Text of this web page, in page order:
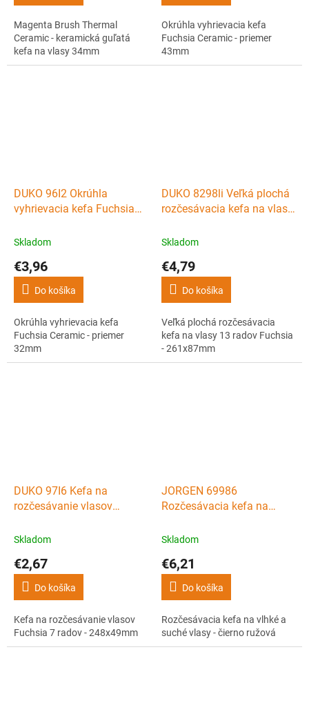
Magenta Brush Thermal
Ceramic - keramická guľatá
kefa na vlasy 34mm
Okrúhla vyhrievacia kefa
Fuchsia Ceramic - priemer
43mm
DUKO 96I2 Okrúhla
vyhrievacia kefa Fuchsia
Skladom
€3,96
Do košíka
Okrúhla vyhrievacia kefa
Fuchsia Ceramic - priemer
32mm
DUKO 8298li Veľká plochá
rozčesávacia kefa na vlasy
261x87mm
Skladom
€4,79
Do košíka
Veľká plochá rozčesávacia
kefa na vlasy 13 radov Fuchsia
- 261x87mm
DUKO 97I6 Kefa na
rozčesávanie vlasov
248x49mm
Skladom
€2,67
Do košíka
Kefa na rozčesávanie vlasov
Fuchsia 7 radov - 248x49mm
JORGEN 69986
Rozčesávacia kefa na
ružová
Skladom
€6,21
Do košíka
Rozčesávacia kefa na vlhké a
suché vlasy - čierno ružová